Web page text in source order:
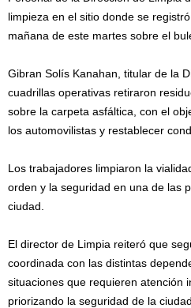
limpieza en el sitio donde se
mañana de este martes sobre el
Gibran Solís Kanahan, titular de la
cuadrillas operativas retiraron
sobre la carpeta asfáltica, con el
los automovilistas y restablecer
Los trabajadores limpiaron la
orden y la seguridad en una de las
ciudad.
El director de Limpia reiteró que
coordinada con las distintas
situaciones que requieren atención
priorizando la seguridad de la